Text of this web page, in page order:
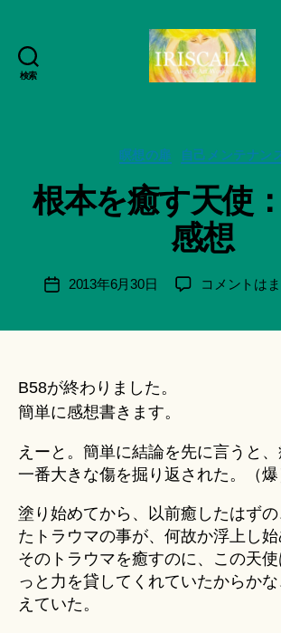
検索
日
活
動
記
録・
品
IRISCALA
カ
ゴ
リ
ー
瞑想の扉 自己メンテナン
根本を癒す天使
感想
投
:
智
日
＊
a
＊
投
2013年6月30日
根
の
感
想
の
コメントは
B58が終わりました。
簡単に感想書きます。
えーと。簡単に結論を先に言うと
一番大きな傷を掘り返された。（爆
塗り始めてから、以前癒したはず
たトラウマの事が、何故か浮上し始
そのトラウマを癒すのに、この天
っと力を貸してくれていたからか
えていた。